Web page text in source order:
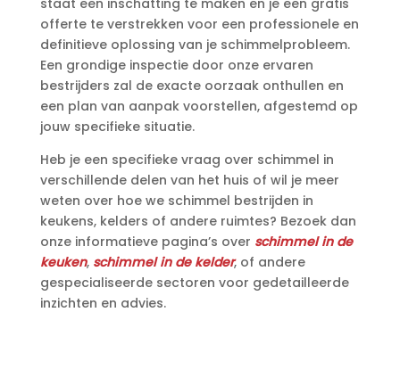
offerte te verstrekken voor een professionele en
definitieve oplossing van je schimmelprobleem.​
Een grondige inspectie door onze ervaren
bestrijders zal de exacte oorzaak onthullen en
een plan van aanpak voorstellen, afgestemd op
jouw specifieke situatie.​
Heb je een specifieke vraag over schimmel in
verschillende delen van het huis of wil je meer
weten over hoe we schimmel bestrijden in
keukens, kelders of andere ruimtes? Bezoek dan
onze informatieve pagina’s over schimmel in de
keuken, schimmel in de kelder, of andere
gespecialiseerde sectoren voor gedetailleerde
inzichten en advies.​